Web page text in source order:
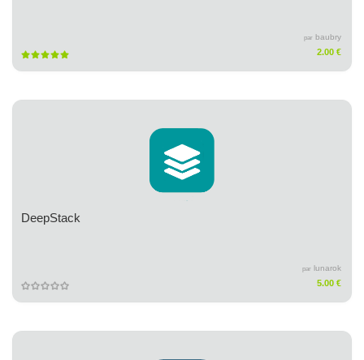
par baubry
2.00 €
DeepStack
par lunarok
5.00 €